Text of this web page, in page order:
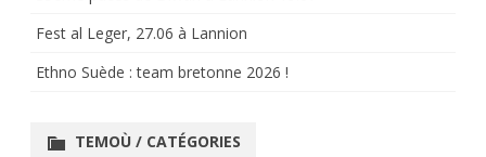
Fest al Leger, 27.06 à Lannion
Ethno Suède : team bretonne 2026 !
TEMOÙ / CATÉGORIES